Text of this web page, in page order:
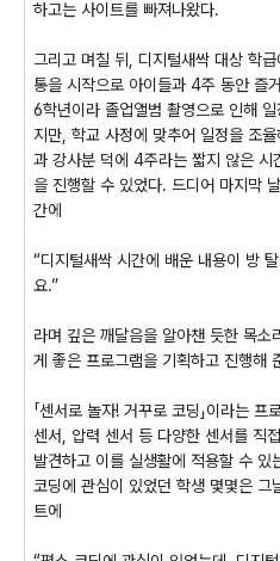
하고는 사이트를 빠져나왔다.
그리고 며칠 뒤, 디지털새싹 대상 학
통을 시작으로 아이들과 4주 동안 즐
6학년이라 졸업앨범 촬영으로 인해
지만, 학교 사정에 맞추어 일정을 조
과 강사분 덕에 4주라는 짧지 않은 시
을 진행할 수 있었다. 드디어 마지막
간에
“디지털새싹 시간에 배운 내용이 방
요.”
라며 깊은 깨달음을 알아챈 듯한 목
게 좋은 프로그램을 기획하고 진행해
「센서로 놀자! 거꾸로 코딩」이라는
센서, 압력 센서 등 다양한 센서를 직
발견하고 이를 실생활에 적용할 수 있
코딩에 관심이 있었던 학생 몇몇은
트에